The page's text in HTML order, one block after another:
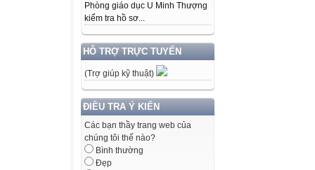
Phòng giáo dục U Minh Thượng
kiểm tra hồ sơ...
HỖ TRỢ TRỰC TUYẾN
(Trợ giúp kỹ thuật)
ĐIỀU TRA Ý KIẾN
Các bạn thầy trang web của
chúng tôi thế nào?
Bình thường
Đẹp